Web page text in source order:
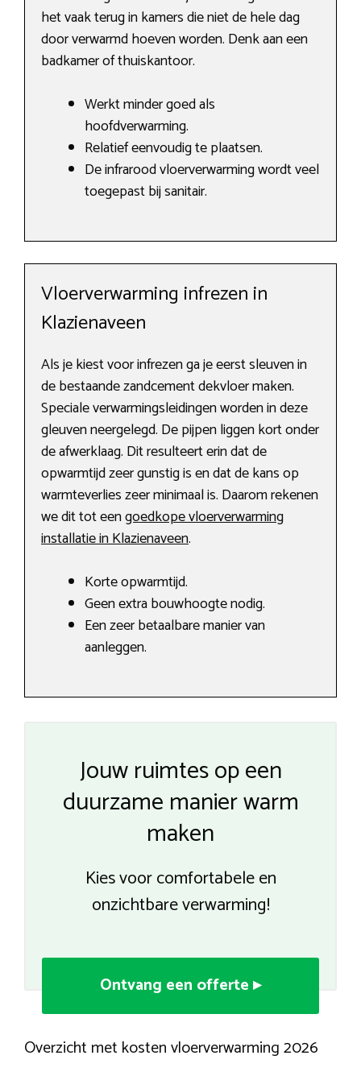
het vaak terug in kamers die niet de hele dag
door verwarmd hoeven worden. Denk aan een
badkamer of thuiskantoor.
Werkt minder goed als
hoofdverwarming.
Relatief eenvoudig te plaatsen.
De infrarood vloerverwarming wordt veel
toegepast bij sanitair.
Vloerverwarming infrezen in
Klazienaveen
Als je kiest voor infrezen ga je eerst sleuven in
de bestaande zandcement dekvloer maken.
Speciale verwarmingsleidingen worden in deze
gleuven neergelegd. De pijpen liggen kort onder
de afwerklaag. Dit resulteert erin dat de
opwarmtijd zeer gunstig is en dat de kans op
warmteverlies zeer minimaal is. Daarom rekenen
we dit tot eengoedkope vloerverwarming
installatie in Klazienaveen.
Korte opwarmtijd.
Geen extra bouwhoogte nodig.
Een zeer betaalbare manier van
aanleggen.
Jouw ruimtes op een
duurzame manier warm
maken
Kies voor comfortabele en
onzichtbare verwarming!
Ontvang een offerte ▸
Overzicht met kosten vloerverwarming 2026